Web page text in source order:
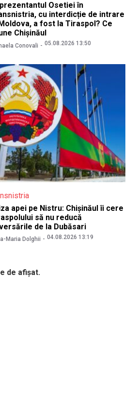
Osetiei în
cu interdicție de intrare
a fost la Tiraspol? Ce
Chișinăul
Conovali 05.08.2026 13:50
apei pe Nistru: Chișinăul îi cere
să nu reducă
de la Dubăsari
Maria Dolghii 04.08.2026 13:19
de afișat.